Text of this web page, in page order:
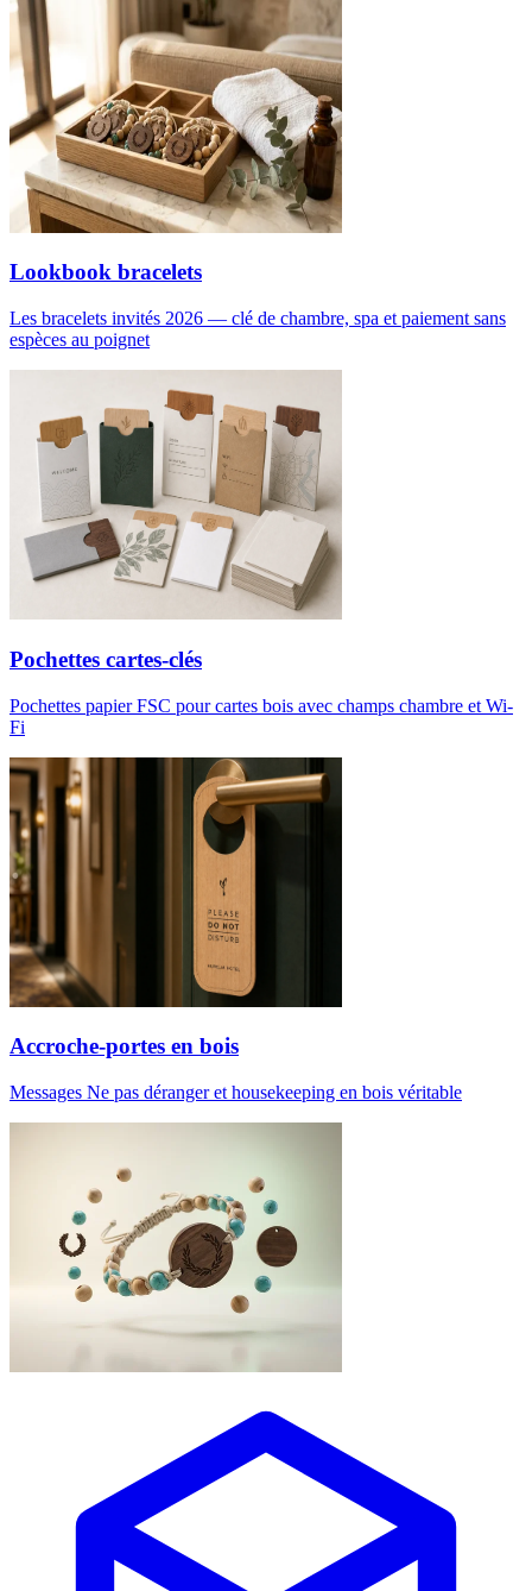
Lookbook bracelets
Les bracelets invités 2026 — clé de chambre, spa et paiement sans
espèces au poignet
Pochettes cartes-clés
Pochettes papier FSC pour cartes bois avec champs chambre et Wi-
Fi
Accroche-portes en bois
Messages Ne pas déranger et housekeeping en bois véritable